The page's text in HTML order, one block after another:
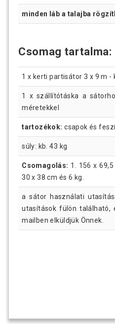
minden láb a talajba
Csomag tartalma:
1 x kerti partisátor 3 x 9 m -
1 x szállítótáska a
méretekkel
tartozékok: csapok és
súly: kb. 43 kg
Csomagolás: 1. 156 x
30 x 38 cm és 6 kg.
a sátor használati
utasítások fülön található,
mailben elküldjük Önnek.